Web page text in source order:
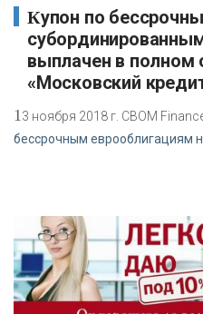
Купон по бессрочным
выплачен в полном
«Московский
1 3 ноября 2018 г. CBOM
бессрочным еврооблигациям